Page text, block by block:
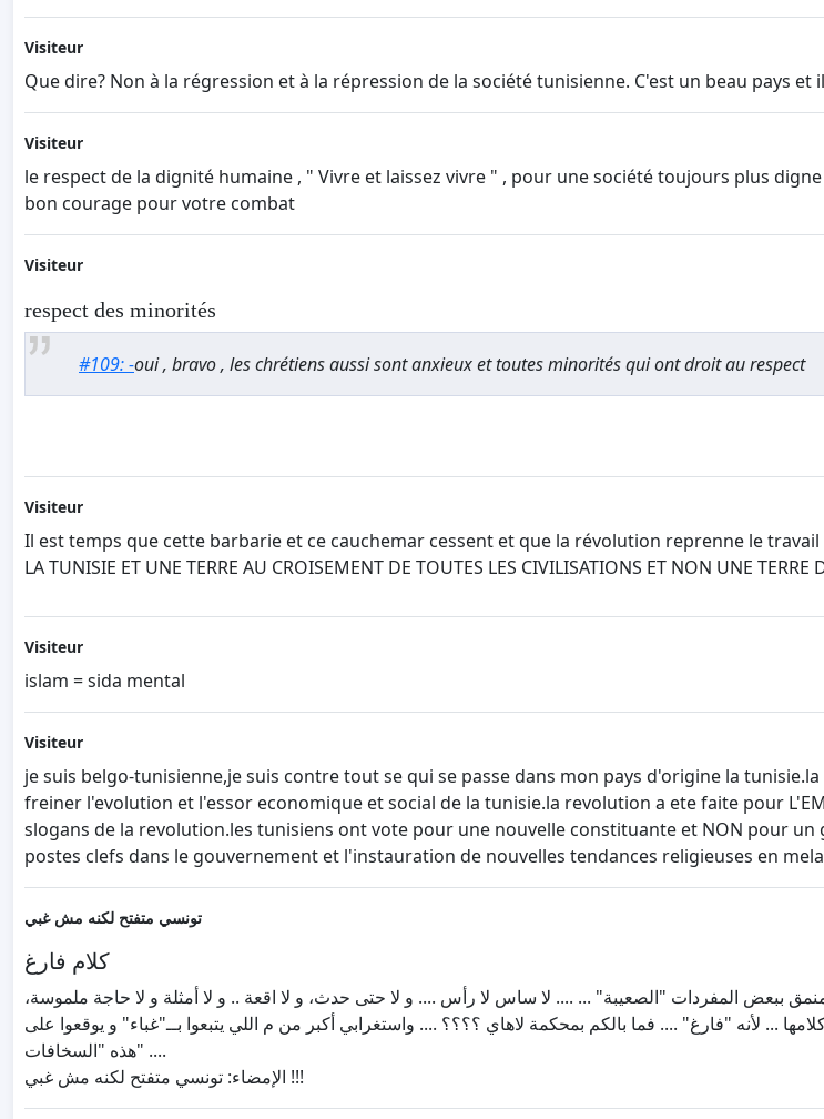
Visiteur
Que dire? Non à la régression et à la répression de la société tunisienne. C'est un beau pays et
Visiteur
le respect de la dignité humaine , " Vivre et laissez vivre " , pour une société toujours plus
bon courage pour votre combat
Visiteur
respect des minorités
#109: -oui , bravo , les chrétiens aussi sont anxieux et toutes minorités qui ont droit au respect
Visiteur
Il est temps que cette barbarie et ce cauchemar cessent et que la révolution reprenne le
LA TUNISIE ET UNE TERRE AU CROISEMENT DE TOUTES LES CIVILISATIONS ET NON UNE TERRE
Visiteur
islam = sida mental
Visiteur
je suis belgo-tunisienne,je suis contre tout se qui se passe dans mon pays d'origine la
freiner l'evolution et l'essor economique et social de la tunisie.la revolution a ete faite pour
slogans de la revolution.les tunisiens ont vote pour une nouvelle constituante et NON pour
postes clefs dans le gouvernement et l'instauration de nouvelles tendances religieuses en
تونسي متفتح لكنه مش غبي
كلام فارغ
المفردات "الصعيبة" ... .... لا ساس لا رأس .... و لا حتى حدث، و لا اقعة .. و لا أمثلة و لا حاجة ملموسة،
... لأنه "فارغ" .... فما بالكم بمحكمة لاهاي ؟؟؟؟ .... واستغرابي أكبر من م اللي يتبعوا بــ"غباء" و يوقعوا على
هذه "السخافات" ....
الإمضاء: تونسي متفتح لكنه مش غبي !!!